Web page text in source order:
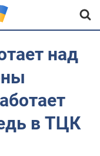
над
в ТЦК